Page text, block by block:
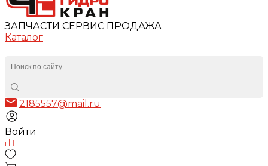
ЗАПЧАСТИ СЕРВИС ПРОДАЖА
Каталог
2185557@mail.ru
Войти